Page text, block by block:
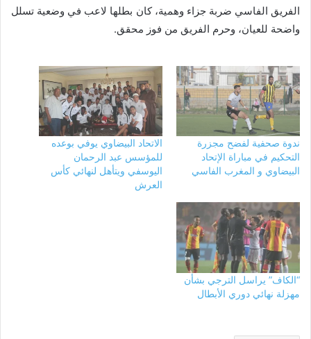
الفريق الفاسي ضربة جزاء وهمية، كان بطلها لاعب في وضعية تسلل
واضحة للعيان، وحرم الفريق من فوز محقق.
ندوة صحفية لفضح مجزرة
التحكيم في مباراة الإتحاد
البيضاوي و المغرب الفاسي
الاتحاد البيضاوي يوفي بوعده
للمؤسس عبد الرحمان
اليوسفي ويتأهل لنهائي كأس
العرش
“الكاف” يراسل الترجي بشأن
مهزلة نهائي دوري الأبطال